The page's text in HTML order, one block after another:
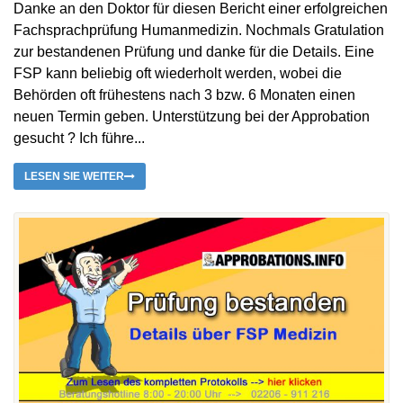
Danke an den Doktor für diesen Bericht einer erfolgreichen
Fachsprachprüfung Humanmedizin. Nochmals Gratulation
zur bestandenen Prüfung und danke für die Details. Eine
FSP kann beliebig oft wiederholt werden, wobei die
Behörden oft frühestens nach 3 bzw. 6 Monaten einen
neuen Termin geben. Unterstützung bei der Approbation
gesucht ? Ich führe...
LESEN SIE WEITER